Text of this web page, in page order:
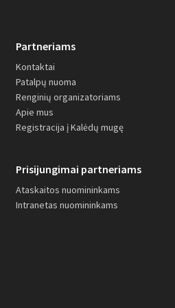
Partneriams
Kontaktai
Patalpų nuoma
Renginių organizatoriams
Apie mus
Registracija į Kalėdų mugę
Prisijungimai partneriams
Ataskaitos nuomininkams
Intranetas nuomininkams